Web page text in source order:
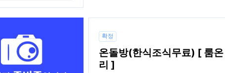
확정
온돌방(한식조식무료) [ 룸온
리 ]